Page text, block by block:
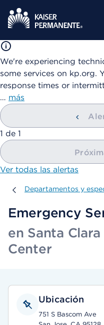
We're experiencing
some services on kp.org.
response times or
… más
mostrando
1 de 1
Ver todas las alertas
Departamentos y
Departamentos y
Emergency
en Santa
Center
Ubicación
751 S Bascom Ave